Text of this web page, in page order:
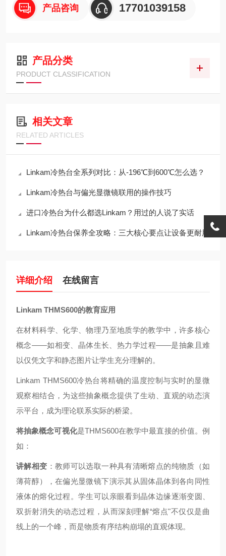
产品咨询 17701039158
产品分类
PRODUCT CLASSIFICATION
相关文章
RELATED ARTICLES
Linkam冷热台全系列对比：从-196℃到600℃怎么选？
Linkam冷热台与偏光显微镜联用的操作技巧
进口冷热台为什么都选Linkam？用过的人说了实话
Linkam冷热台保养全攻略：三大核心要点让设备更耐用
详细介绍 在线留言
Linkam THMS600的教育应用
在材料科学、化学、物理乃至地质学的教学中，许多核心
概念——如相变、晶体生长、热力学过程——是抽象且难
以仅凭文字和静态图片让学生充分理解的。
Linkam THMS600冷热台将精确的温度控制与实时的显微
观察相结合，为这些抽象概念提供了生动、直观的动态演
示平台，成为理论联系实际的桥梁。
将抽象概念可视化是THMS600在教学中最直接的价值。例
如：
讲解相变 ：教师可以选取一种具有清晰熔点的纯物质（如
薄荷醇），在偏光显微镜下演示其从固体晶体到各向同性
液体的熔化过程。学生可以亲眼看到晶体边缘逐渐变圆、
双折射消失的动态过程，从而深刻理解“熔点"不仅仅是曲
线上的一个峰，而是物质有序结构崩塌的直观体现。